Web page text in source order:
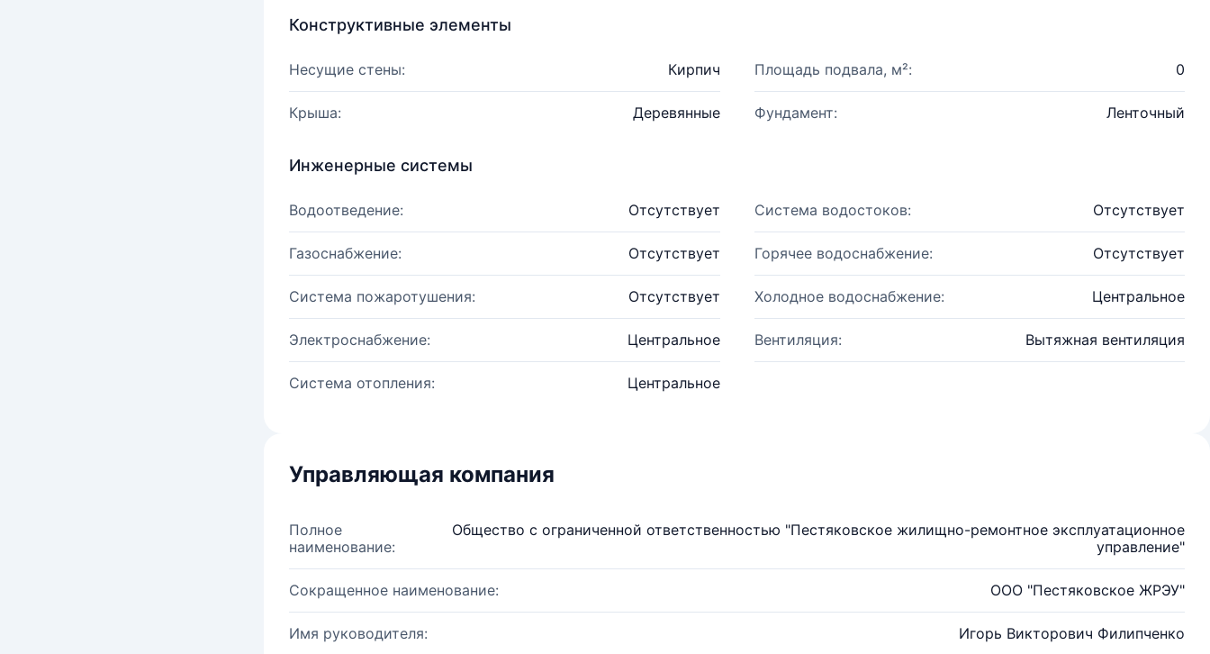
Конструктивные элементы
Несущие стены: Кирпич Площадь подвала, м²: 0
Крыша: Деревянные Фундамент: Ленточный
Инженерные системы
Водоотведение: Отсутствует Система водостоков: Отсутствует
Газоснабжение: Отсутствует Горячее водоснабжение: Отсутствует
Система пожаротушения: Отсутствует Холодное водоснабжение: Центральное
Электроснабжение: Центральное Вентиляция: Вытяжная вентиляция
Система отопления: Центральное
Управляющая компания
Полное
наименование:
Общество с ограниченной ответственностью "Пестяковское жилищно-ремонтное эксплуатационное
управление"
Сокращенное наименование: ООО "Пестяковское ЖРЭУ"
Имя руководителя: Игорь Викторович Филипченко